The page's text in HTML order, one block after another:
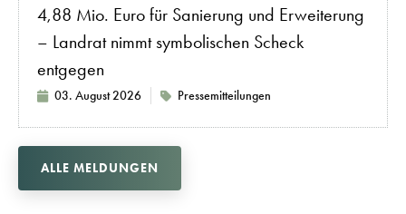
4,88 Mio. Euro für Sanierung und Erweiterung
– Landrat nimmt symbolischen Scheck
entgegen
03. August 2026 Pressemitteilungen
ALLE MELDUNGEN